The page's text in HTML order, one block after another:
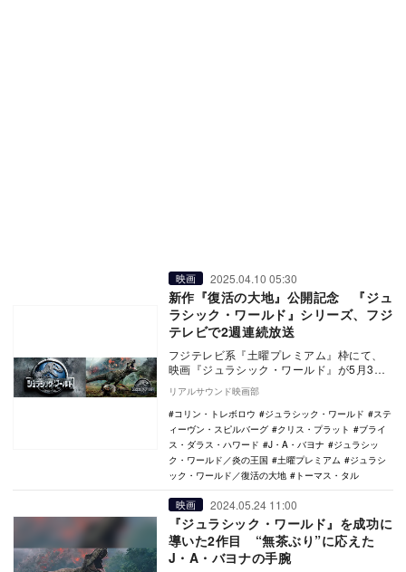
映画 2025.04.10 05:30
新作『復活の大地』公開記念 『ジュ
ラシック・ワールド』シリーズ、フジ
テレビで2週連続放送
フジテレビ系『土曜プレミアム』枠にて、
映画『ジュラシック・ワールド』が5月3日
21時より、映画『ジュラシック・ワールド
／炎の王国…
リアルサウンド映画部
コリン・トレボロウ
ジュラシック・ワールド
ステ
ィーヴン・スピルバーグ
クリス・プラット
ブライ
ス・ダラス・ハワード
J・A・バヨナ
ジュラシッ
ク・ワールド／炎の王国
土曜プレミアム
ジュラシ
ック・ワールド／復活の大地
トーマス・タル
映画 2024.05.24 11:00
『ジュラシック・ワールド』を成功に
導いた2作目 “無茶ぶり”に応えた
J・A・バヨナの手腕